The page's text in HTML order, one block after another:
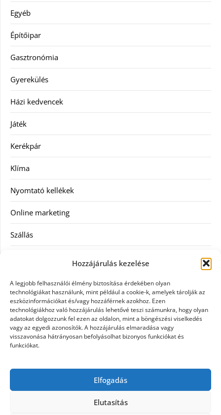
Hozzájárulás kezelése
A legjobb felhasználói élmény biztosítása érdekében olyan
technológiákat használunk, mint például a cookie-k, amelyek tárolják az
eszközinformációkat és/vagy hozzáférnek azokhoz. Ezen
technológiákhoz való hozzájárulás lehetővé teszi számunkra, hogy olyan
adatokat dolgozzunk fel ezen az oldalon, mint a böngészési viselkedés
vagy az egyedi azonosítók. A hozzájárulás elmaradása vagy
visszavonása hátrányosan befolyásolhat bizonyos funkciókat és
funkciókat.
Elfogadás
Elutasítás
Egyéb
Építőipar
Gasztronómia
Gyerekülés
Házi kedvencek
Játék
Kerékpár
Klíma
Nyomtató kellékek
Online marketing
Szállás
Szellőztető
Szolgáltatás
Táskák
Utazás
Vásárlás
Webáruházak